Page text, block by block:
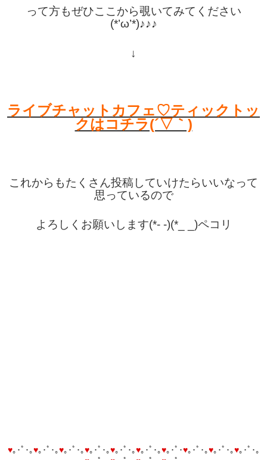
って方もぜひここから覗いてみてください
(*’ω’*)♪♪♪
↓
ライブチャットカフェ♡ティックトッ
クはコチラ(´▽｀)
これからもたくさん投稿していけたらいいなって
思っているので
よろしくお願いします(*- -)(*_ _)ペコリ
♥｡･ﾟ･｡♥｡･ﾟ･｡♥｡･ﾟ･｡♥｡･ﾟ･｡♥｡･ﾟ･｡♥｡･ﾟ･｡♥｡･ﾟ･♥｡･ﾟ･｡♥｡･ﾟ･｡♥｡･ﾟ･｡